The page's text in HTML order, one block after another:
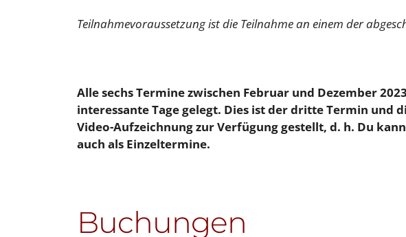
Teilnahmevoraussetzung ist die Teilnahme an einem der
Alle sechs Termine zwischen Februar und Dezember
interessante Tage gelegt. Dies ist der dritte Termin und
Video-Aufzeichnung zur Verfügung gestellt, d. h. Du
auch als Einzeltermine.
Buchungen